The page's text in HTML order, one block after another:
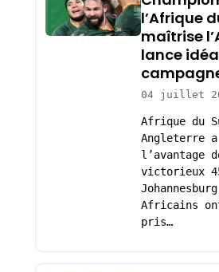
l’Afrique
maîtrise
lance
04 juillet
Afrique du
Angleterre
l’avantage
victorieux
Africains
pris…